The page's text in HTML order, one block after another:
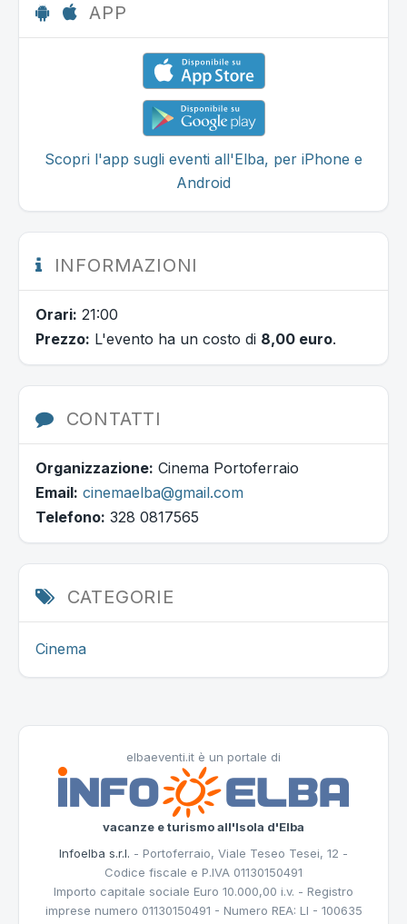
APP
Scopri l'app sugli eventi all'Elba, per iPhone e
Android
INFORMAZIONI
Orari: 21:00
Prezzo: L'evento ha un costo di 8,00 euro.
CONTATTI
Organizzazione: Cinema Portoferraio
Email: cinemaelba@gmail.com
Telefono: 328 0817565
CATEGORIE
Cinema
elbaeventi.it è un portale di
vacanze e turismo all'Isola d'Elba
Infoelba s.r.l. - Portoferraio, Viale Teseo Tesei, 12 -
Codice fiscale e P.IVA 01130150491
Importo capitale sociale Euro 10.000,00 i.v. - Registro
imprese numero 01130150491 - Numero REA: LI - 100635